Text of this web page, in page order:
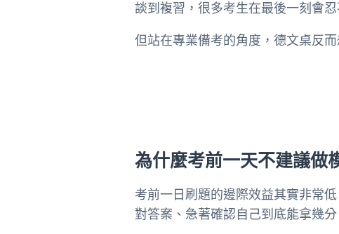
談到複習，很多考生在最後一刻會
但站在專業備考的角度，德文桌反
為什麼考前一天不建議做
考前一日刷題的邊際效益其實非常
對答案、急著確認自己到底能拿幾分